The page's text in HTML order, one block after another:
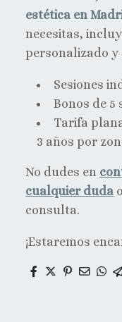
estética en
necesitas,
personalizado y
Sesiones
Bonos de 5
Tarifa
3 años por
No dudes en
cualquier duda
consulta.
¡Estaremos